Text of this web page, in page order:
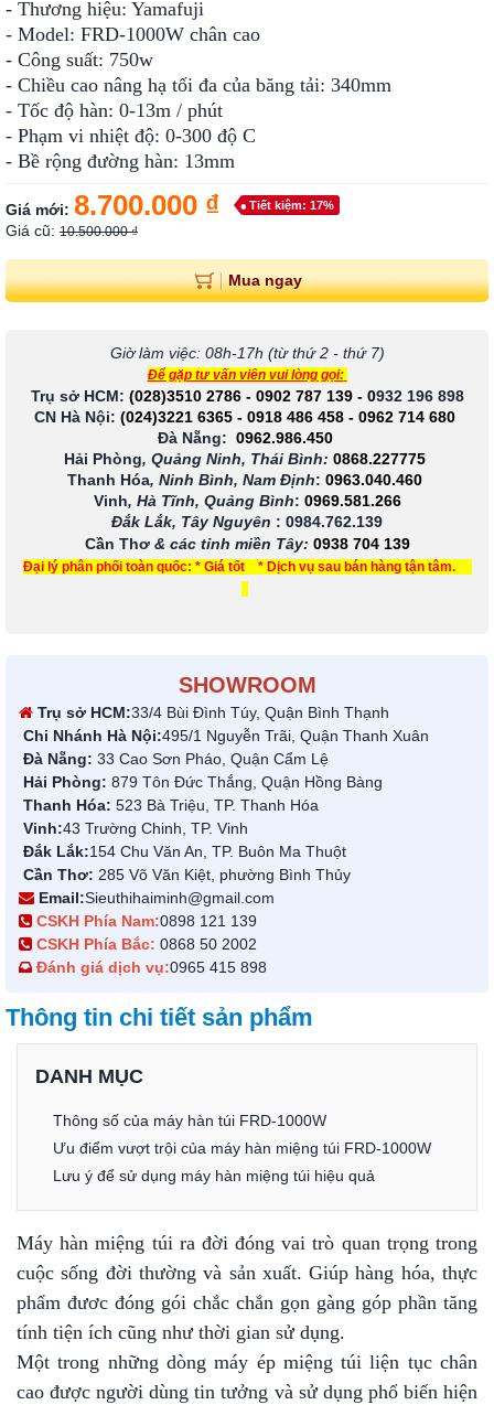
- Thương hiệu: Yamafuji
- Model: FRD-1000W chân cao
- Công suất: 750w
- Chiều cao nâng hạ tối đa của băng tải: 340mm
- Tốc độ hàn: 0-13m / phút
- Phạm vi nhiệt độ: 0-300 độ C
- Bề rộng đường hàn: 13mm
Giá mới: 8.700.000 ₫ Tiết kiệm: 17%
Giá cũ: 10.500.000 ₫
Mua ngay
Giờ làm việc: 08h-17h (từ thứ 2 - thứ 7)
Để gặp tư vấn viên vui lòng gọi:
Trụ sở HCM: (028)3510 2786 - 0902 787 139- 0932 196 898
CN Hà Nội: (024)3221 6365 - 0918 486 458 - 0962 714 680
Đà Nẵng: 0962.986.450
Hải Phòng, Quảng Ninh, Thái Bình: 0868.227775
Thanh Hóa, Ninh Bình, Nam Định: 0963.040.460
Vinh, Hà Tĩnh, Quảng Bình: 0969.581.266
Đắk Lắk, Tây Nguyên : 0984.762.139
Cần Thơ & các tỉnh miền Tây: 0938 704 139
Đại lý phân phối toàn quốc: * Giá tốt * Dịch vụ sau bán hàng tận tâm.
SHOWROOM
Trụ sở HCM:33/4 Bùi Đình Túy, Quận Bình Thạnh
Chi Nhánh Hà Nội:495/1 Nguyễn Trãi, Quận Thanh Xuân
Đà Nẵng: 33 Cao Sơn Pháo, Quận Cẩm Lệ
Hải Phòng: 879 Tôn Đức Thắng, Quận Hồng Bàng
Thanh Hóa: 523 Bà Triệu, TP. Thanh Hóa
Vinh:43 Trường Chinh, TP. Vinh
Đắk Lắk:154 Chu Văn An, TP. Buôn Ma Thuột
Cần Thơ: 285 Võ Văn Kiệt, phường Bình Thủy
Email:Sieuthihaiminh@gmail.com
CSKH Phía Nam:0898 121 139
CSKH Phía Bắc: 0868 50 2002
Đánh giá dịch vụ:0965 415 898
Thông tin chi tiết sản phẩm
DANH MỤC
Thông số của máy hàn túi FRD-1000W
Ưu điểm vượt trội của máy hàn miệng túi FRD-1000W
Lưu ý để sử dụng máy hàn miệng túi hiệu quả
Máy hàn miệng túi ra đời đóng vai trò quan trọng trong
cuộc sống đời thường và sản xuất. Giúp hàng hóa, thực
phẩm đươc đóng gói chắc chắn gọn gàng góp phần tăng
tính tiện ích cũng như thời gian sử dụng.
Một trong những dòng máy ép miệng túi liện tục chân
cao được người dùng tin tưởng và sử dụng phổ biến hiện